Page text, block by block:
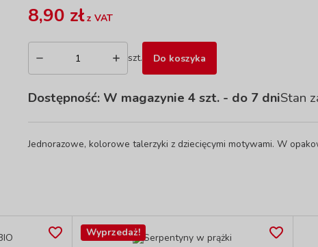
8,90 złz VAT
szt. Do koszyka
Dostępność: W magazynie 4 szt.- do 7 dniStan
Jednorazowe, kolorowe talerzyki z dziecięcymi motywami. W
Wyprzedaż!